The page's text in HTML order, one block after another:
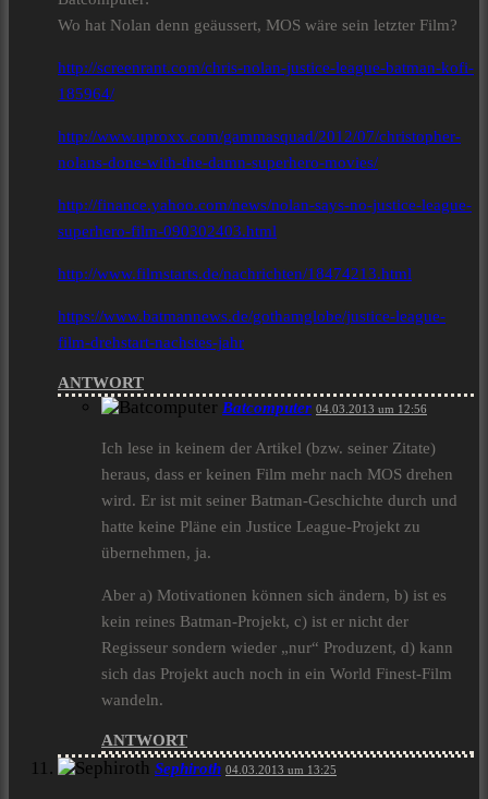
Wo hat Nolan denn geäussert, MOS wäre sein letzter Film?
http://screenrant.com/chris-nolan-justice-league-batman-kofi-
185964/
http://www.uproxx.com/gammasquad/2012/07/christopher-
nolans-done-with-the-damn-superhero-movies/
http://finance.yahoo.com/news/nolan-says-no-justice-league-
superhero-film-090302403.html
http://www.filmstarts.de/nachrichten/18474213.html
https://www.batmannews.de/gothamglobe/justice-league-
film-drehstart-nachstes-jahr
ANTWORT
Batcomputer 04.03.2013 um 12:56
Ich lese in keinem der Artikel (bzw. seiner Zitate)
heraus, dass er keinen Film mehr nach MOS drehen
wird. Er ist mit seiner Batman-Geschichte durch und
hatte keine Pläne ein Justice League-Projekt zu
übernehmen, ja.
Aber a) Motivationen können sich ändern, b) ist es
kein reines Batman-Projekt, c) ist er nicht der
Regisseur sondern wieder „nur“ Produzent, d) kann
sich das Projekt auch noch in ein World Finest-Film
wandeln.
ANTWORT
Sephiroth 04.03.2013 um 13:25